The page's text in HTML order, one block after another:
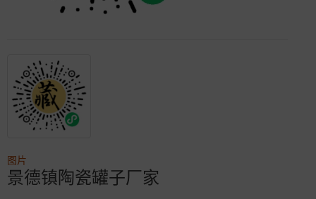
图片
景德镇陶瓷罐子厂家